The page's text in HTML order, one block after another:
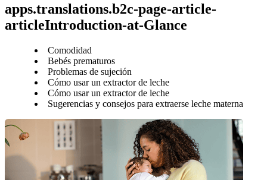
apps.translations.b2c-page-article-
articleIntroduction-at-Glance
Comodidad
Bebés prematuros
Problemas de sujeción
Cómo usar un extractor de leche
Cómo usar un extractor de leche
Sugerencias y consejos para extraerse leche materna